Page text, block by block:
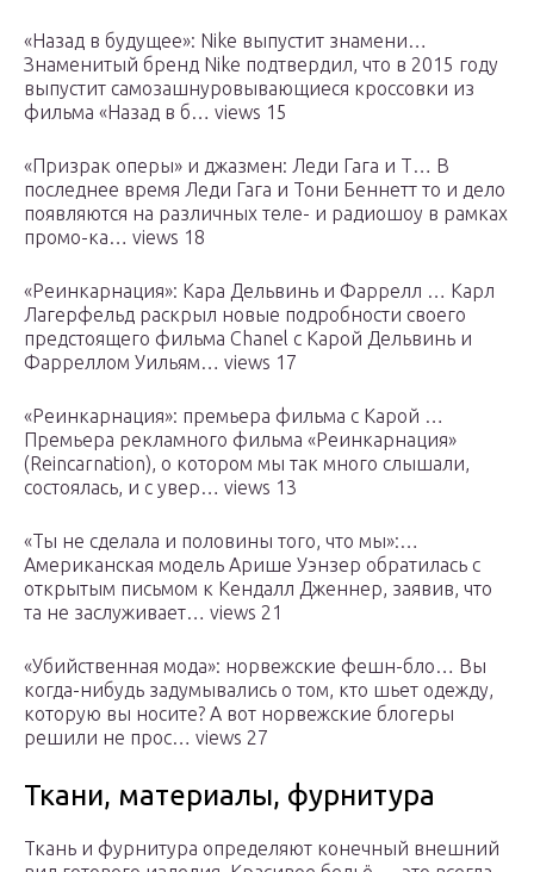
«Назад в будущее»: Nike выпустит знамени…
Знаменитый бренд Nike подтвердил, что в 2015 году
выпустит самозашнуровывающиеся кроссовки из
фильма «Назад в б… views 15
«Призрак оперы» и джазмен: Леди Гага и Т… В
последнее время Леди Гага и Тони Беннетт то и дело
появляются на различных теле- и радиошоу в рамках
промо-ка… views 18
«Реинкарнация»: Кара Дельвинь и Фаррелл … Карл
Лагерфельд раскрыл новые подробности своего
предстоящего фильма Chanel с Карой Дельвинь и
Фарреллом Уильям… views 17
«Реинкарнация»: премьера фильма с Карой …
Премьера рекламного фильма «Реинкарнация»
(Reincarnation), о котором мы так много слышали,
состоялась, и с увер… views 13
«Ты не сделала и половины того, что мы»:…
Американская модель Арише Уэнзер обратилась с
открытым письмом к Кендалл Дженнер, заявив, что
та не заслуживает… views 21
«Убийственная мода»: норвежские фешн-бло… Вы
когда-нибудь задумывались о том, кто шьет одежду,
которую вы носите? А вот норвежские блогеры
решили не прос… views 27
Ткани, материалы, фурнитура
Ткань и фурнитура определяют конечный внешний